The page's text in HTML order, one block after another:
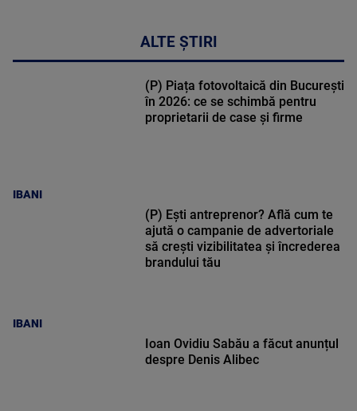
ALTE ȘTIRI
IBANI
(P) Piața fotovoltaică din București
în 2026: ce se schimbă pentru
proprietarii de case și firme
IBANI
(P) Ești antreprenor? Află cum te
ajută o campanie de advertoriale
să crești vizibilitatea și încrederea
brandului tău
Ioan Ovidiu Sabău a făcut anunțul
despre Denis Alibec